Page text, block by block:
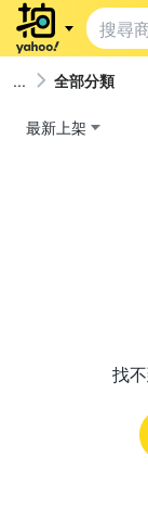
全部分類
最新上架
找